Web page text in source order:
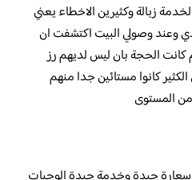
زبالة وكثيرين الاخطاء يعني
وعند وصولي البيت اكتشفت ان
الحجة بان ليس لديهم رز
كانوا مستائين جدا منهم
المستوى